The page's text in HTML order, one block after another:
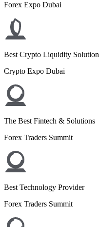
Forex Expo Dubai
Best Crypto Liquidity Solution
Crypto Expo Dubai
The Best Fintech & Solutions
Forex Traders Summit
Best Technology Provider
Forex Traders Summit